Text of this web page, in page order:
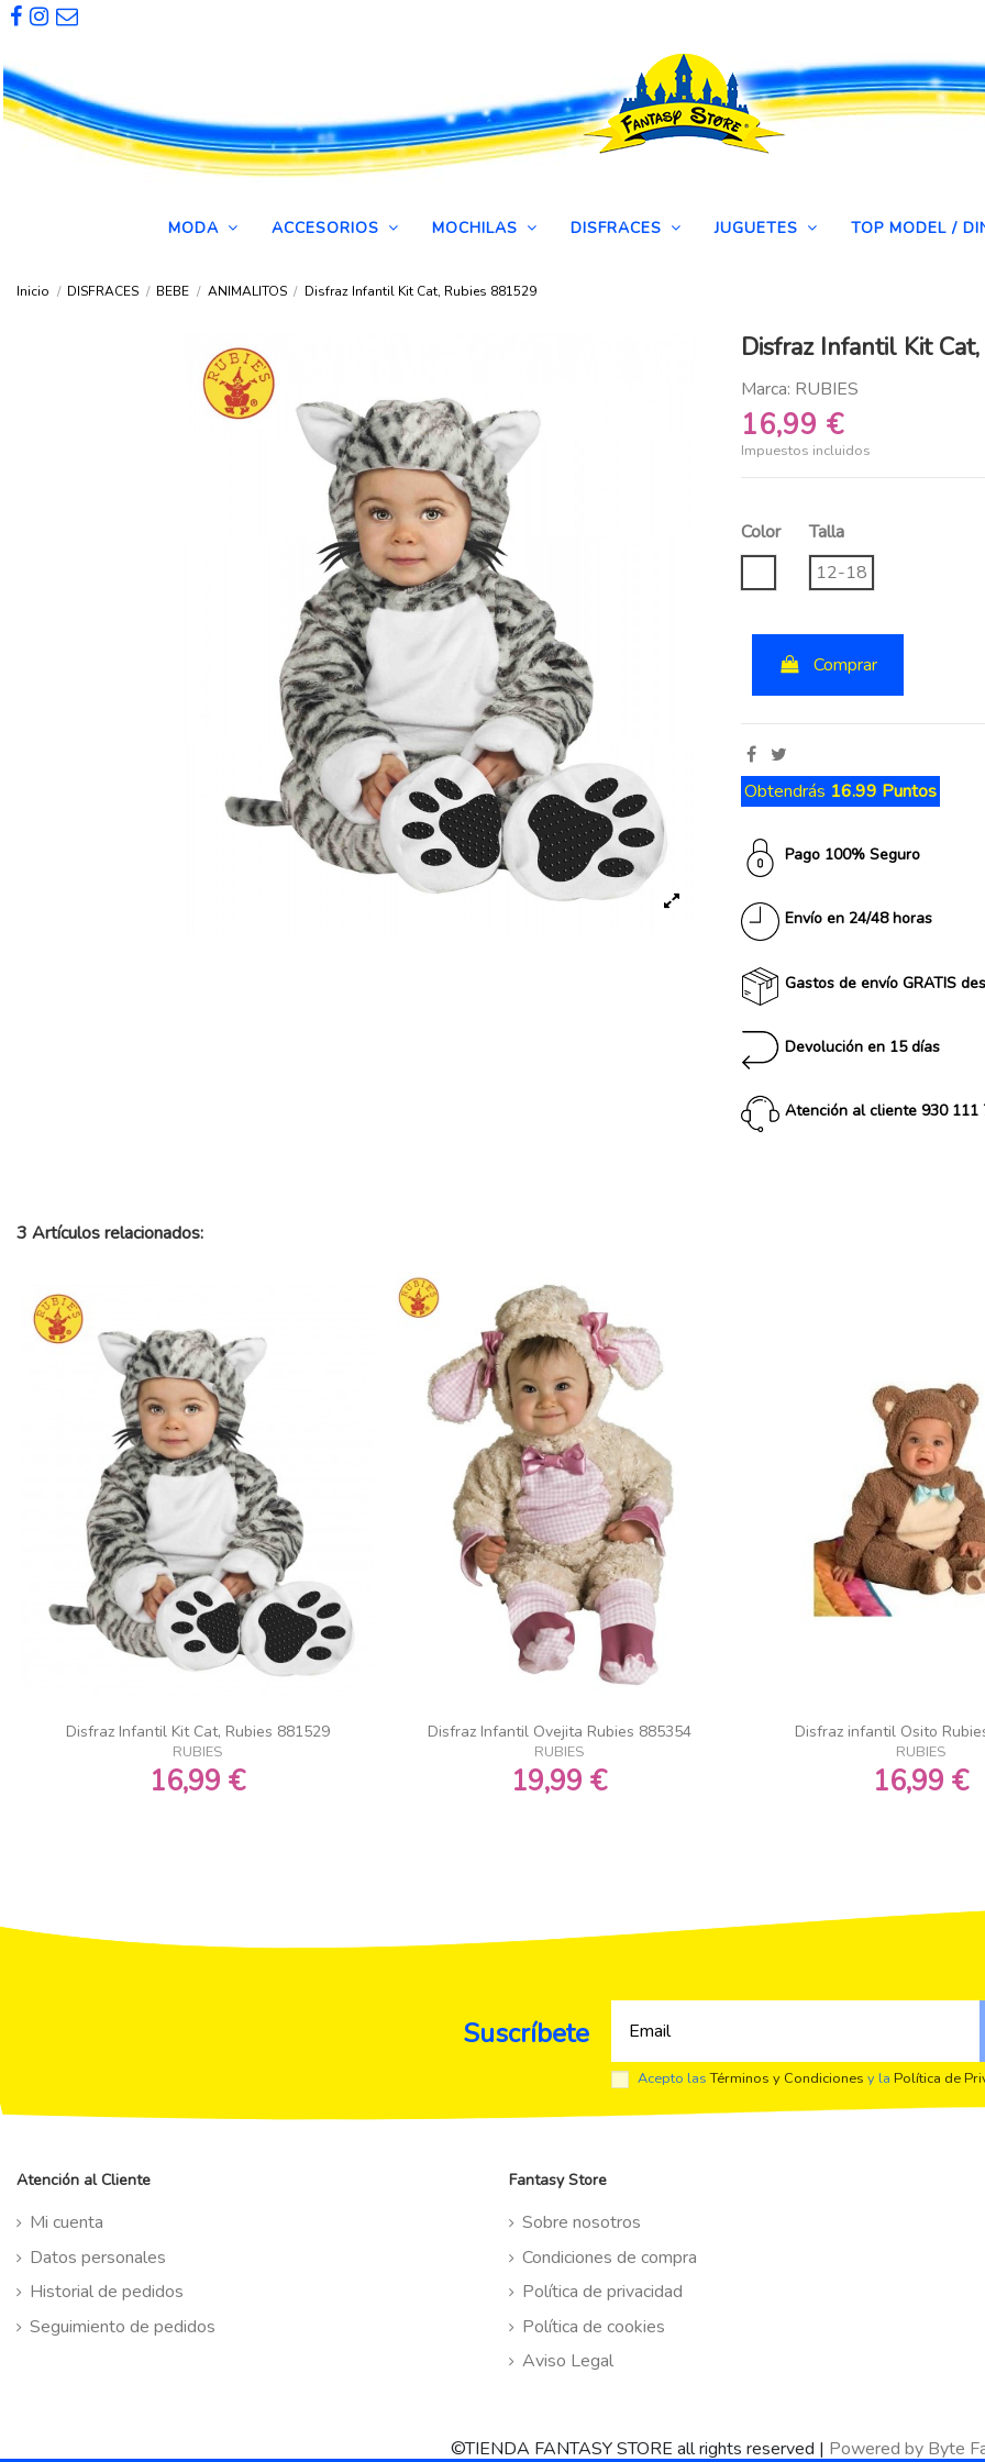
MODA ACCESORIOS MOCHILAS DISFRACES JUGUETES TOP MODEL /
Inicio DISFRACES BEBE ANIMALITOS Disfraz Infantil Kit Cat, Rubies 881529
Disfraz Infantil Kit
Marca: RUBIES
16,99 €
Impuestos incluidos
Color
Talla
12-18
Comprar
Obtendrás 16.99 Puntos
Pago 100% Seguro
Envío en 24/48 horas
Gastos de envío GRATIS
Devolución en 15 días
Atención al cliente 930 111
3 Artículos relacionados:
Disfraz Infantil Kit Cat, Rubies 881529
RUBIES
16,99 €
Disfraz Infantil Ovejita Rubies 885354
RUBIES
19,99 €
Disfraz infantil Osito
RUBIES
16,99 €
Suscríbete
Acepto lasTérminos y Condiciones y la Política de
Atención al Cliente
Mi cuenta
Datos personales
Historial de pedidos
Seguimiento de pedidos
Fantasy Store
Sobre nosotros
Condiciones de compra
Política de privacidad
Política de cookies
Aviso Legal
©TIENDA FANTASY STORE all rights reserved | Powered by Byte